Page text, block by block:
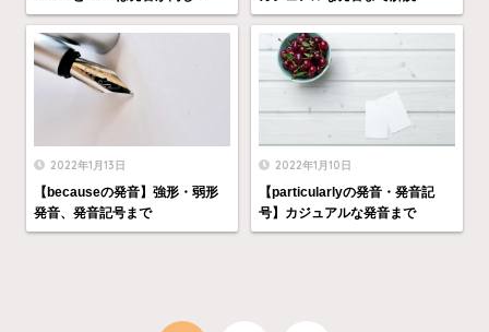
2022年1月13日
【becauseの発音】強形・弱形
発音、発音記号まで
2022年1月10日
【particularlyの発音・発音記
号】カジュアルな発音まで